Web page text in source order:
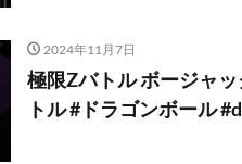
2024年11月7日
極限Zバトル ボージャ
トル #ドラゴンボール